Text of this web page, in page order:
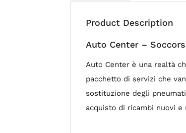
Product Description
Auto Center –
Auto Center è una realtà
pacchetto di servizi che
sostituzione degli
acquisto di ricambi nuovi